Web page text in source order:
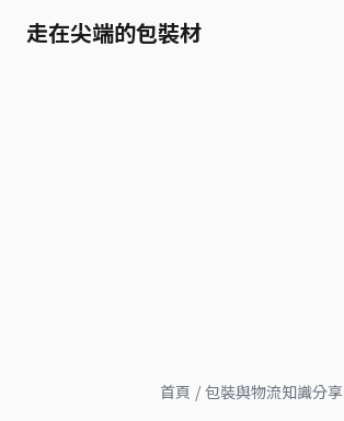
走在尖端的包裝材
首頁 / 包裝與物流知識分享